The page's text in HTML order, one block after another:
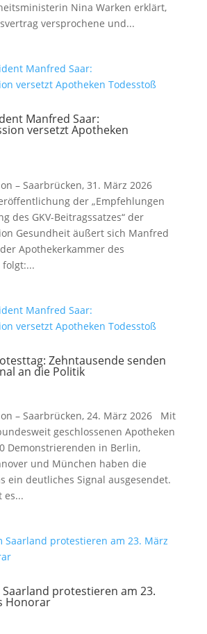
Nina Warken erklärt,
versprochene und...
Manfred Saar:
versetzt Apotheken
– Saarbrücken, 31. März 2026
der „Empfehlungen
des GKV-Beitragssatzes“ der
Gesundheit äußert sich Manfred
Apothekerkammer des
folgt:...
Zehntausende senden
an die Politik
– Saarbrücken, 24. März 2026 Mit
geschlossenen Apotheken
Demonstrierenden in Berlin,
und München haben die
ein deutliches Signal ausgesendet.
es...
protestieren am 23.
Honorar